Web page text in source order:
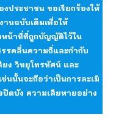
ประชาชน ขอเรียกร้องให้
านฉบับเต็มเพื่อให้
น้าที่ที่ถูกบัญญัติไว้ใน
รคลื่นความถี่และกำกับ
ยง วิทยุโทรทัศน์ และ
นนั้นจะถือว่าเป็นการละเมิ
ปิดบัง ความเสียหายอย่าง